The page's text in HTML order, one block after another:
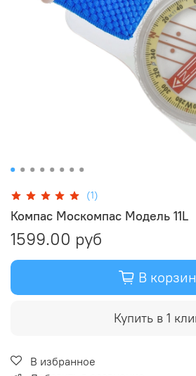
(1)
Компас Москомпас Модель 11L
1599.00 руб
В
Купить в 1
В избранное